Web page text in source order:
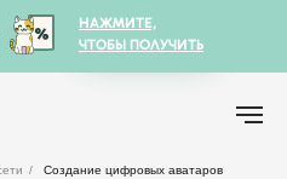
БОНУСЫ
Попробовать
БОНУСЫ
Попробовать
НАЖМИТЕ,
ЧТОБЫ ПОЛУЧИТЬ
/ Создание цифровых аватаров